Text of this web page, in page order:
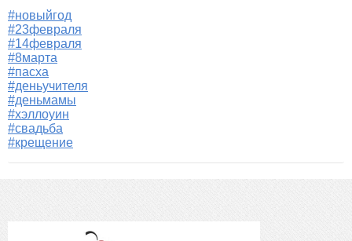
#новыйгод
#23февраля
#14февраля
#8марта
#пасха
#деньучителя
#деньмамы
#хэллоуин
#свадьба
#крещение